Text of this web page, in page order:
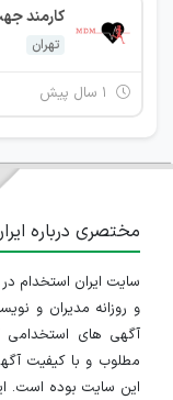
کارمند
تهران
مختصری درباره
و روزانه مدیران و
آگهی های استخدامی
مطلوب و با کیفیت
این سایت بوده است.